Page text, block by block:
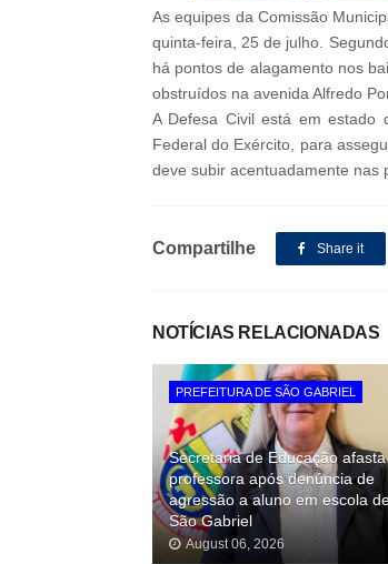
As equipes da Comissão
quinta-feira, 25 de julho.
há pontos de alagamento nos
obstruídos na avenida Alfredo
A Defesa Civil está em estado
Federal do Exército, para
deve subir acentuadamente nas
Compartilhe Share it
NOTÍCIAS RELACIONADAS
PREFEITURA DE SÃO GABRIEL
Secretaria de Educação afasta
professora após denúncia de
agressão a aluno em escola
São Gabriel
August 06, 2026